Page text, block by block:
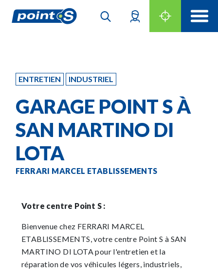
ENTRETIEN INDUSTRIEL
GARAGE POINT S À
SAN MARTINO DI
LOTA
FERRARI MARCEL ETABLISSEMENTS
Votre centre Point S :
Bienvenue chez FERRARI MARCEL
ETABLISSEMENTS, votre centre Point S à SAN
MARTINO DI LOTA pour l'entretien et la
réparation de vos véhicules légers, industriels,